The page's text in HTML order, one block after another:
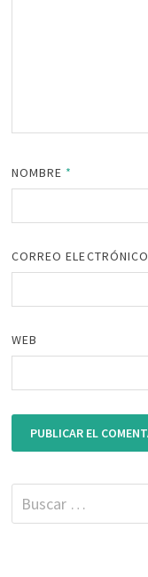
NOMBRE *
CORREO ELECTRÓNICO
WEB
Buscar: